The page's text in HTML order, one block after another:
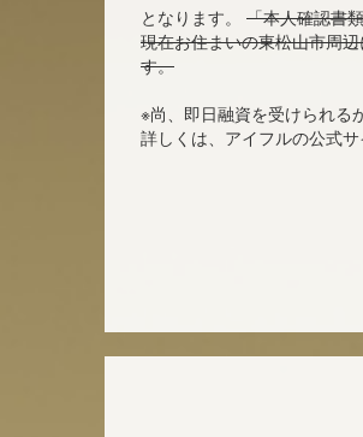
となります。 「本人確認書
現在お住まいの東松山市周
す。
※尚、即日融資を受けられる
詳しくは、アイフルの公式